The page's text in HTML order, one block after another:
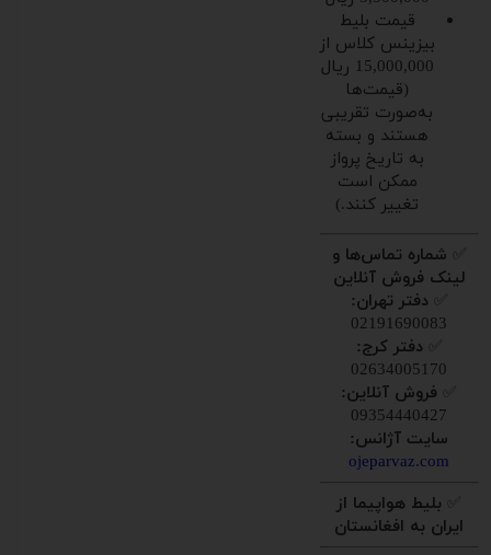
قیمت بلیط
بیزینس کلاس از
15,000,000 ریال
(قیمت‌ها
به‌صورت تقریبی
هستند و بسته
به تاریخ پرواز
ممکن است
تغییر کنند.)
شماره تماس‌ها و
لینک فروش آنلاین
دفتر تهران:
02191690083
دفتر کرج:
02634005170
فروش آنلاین:
09354440427
سایت آژانس:
ojeparvaz.com
بلیط هواپیما از
ایران به افغانستان